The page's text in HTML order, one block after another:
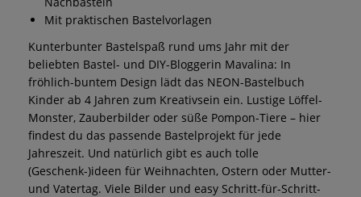
Mit praktischen Bastelvorlagen
Kunterbunter Bastelspaß rund ums Jahr mit der
beliebten Bastel- und DIY-Bloggerin Mavalina: In
fröhlich-buntem Design lädt das NEON-Bastelbuch
Kinder ab 4 Jahren zum Kreativsein ein. Lustige Löffel-
Monster, Zauberbilder oder süße Pompon-Tiere – hier
findest du das passende Bastelprojekt für jede
Jahreszeit. Und natürlich gibt es auch tolle
(Geschenk-)ideen für Weihnachten, Ostern oder Mutter-
und Vatertag. Viele Bilder und easy Schritt-für-Schritt-